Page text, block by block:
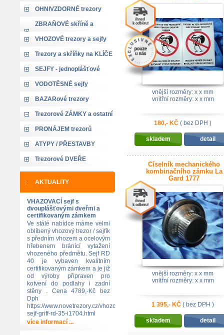
OHNIVZDORNÉ trezory
ZBRAŇOVÉ skříně a
trezory
VHOZOVÉ trezory a sejfy
Trezory a skříňky na KLÍČE
SEJFY - jednoplášťové
VODOTĚSNÉ sejfy
BAZARové trezory
Trezorové ZÁMKY a ostatní
PRONÁJEM trezorů
ATYPY / PŘESTAVBY
Trezorové DVEŘE
AKTUALITY
VHAZOVACÍ sejf s
dvouplášťovými dveřmi a
certifikovaným zámkem
Ve stálé nabídce máme velmi
oblíbený vhozový trezor / sejfík
s předním vhozem a ocelovým
hřebenem bránící vytažení
vhozeného předmětu. Sejf RD
40 je vybaven kvalitním
certifikovaným zámkem a je již
od výroby připraven pro
kotvení do podlahy i zadní
stěny . Cena 4789,-Kč bez
Dph
https://www.novetrezory.cz/vhozovy-
sejf-griff-rd-35-i1704.html
více informací ...
vnější rozměry: x x mm
vnitřní rozměry: x x mm
180,- KČ ( bez DPH )
skladem detail
Číselník mechanického
kombinačního zámku La
Gard 1777
vnější rozměry: x x mm
vnitřní rozměry: x x mm
1 395,- KČ ( bez DPH )
skladem detail